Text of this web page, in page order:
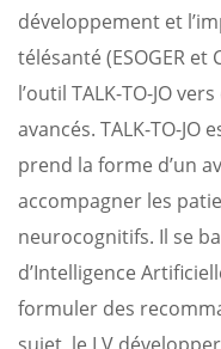
développement et
télésanté (ESOGER et
l’outil TALK-TO-JO
avancés. TALK-TO-
prend la forme d’un
accompagner les
neurocognitifs. Il se
d’Intelligence
formuler des
sujet, le LV